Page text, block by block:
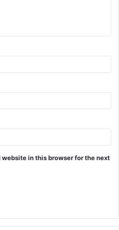
in this browser for the next